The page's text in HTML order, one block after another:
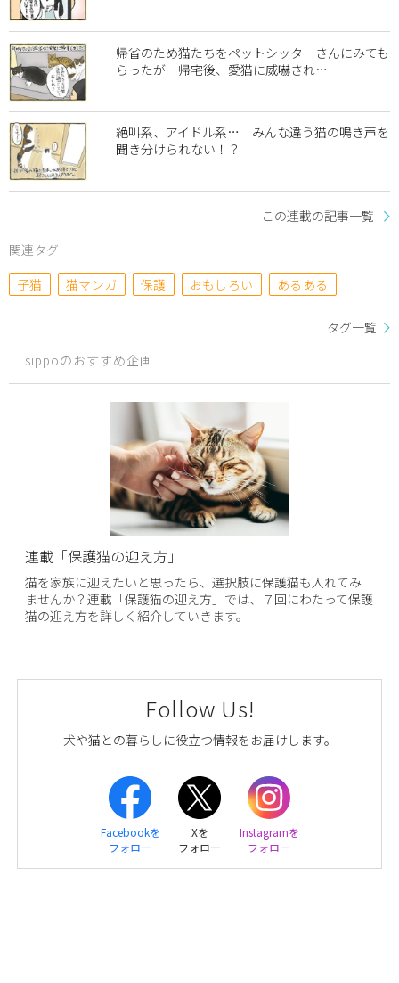
帰省のため猫たちをペットシッターさんにみても
らったが 帰宅後、愛猫に威嚇され…
絶叫系、アイドル系… みんな違う猫の鳴き声を
聞き分けられない！？
この連載の記事一覧
関連タグ
子猫
猫マンガ 保護 おもしろい あるある
タグ一覧
sippoのおすすめ企画
連載「保護猫の迎え方」
猫を家族に迎えたいと思ったら、選択肢に保護猫も入れてみ
ませんか？連載「保護猫の迎え方」では、７回にわたって保護
猫の迎え方を詳しく紹介していきます。
Follow Us!
犬や猫との暮らしに役立つ情報をお届けします。
Facebookを
フォロー
Xを
フォロー
Instagramを
フォロー